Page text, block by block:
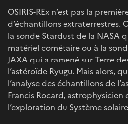
OSIRIS-REx n’est pas la
d’échantillons extraterrestres.
la sonde Stardust de la NASA
matériel cométaire ou à la
JAXA qui a ramené sur Terre
l’astéroïde Ryugu. Mais alors,
l’analyse des échantillons de
Francis Rocard, astrophysicien
l’exploration du Système